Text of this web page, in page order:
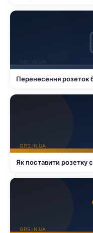
Перенесення розеток
Як поставити розетку